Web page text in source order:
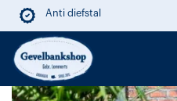
inhoud
Anti diefstal
Duurzaam
Lange levensduur